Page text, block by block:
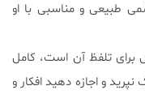
طبیعی و مناسبی با او
برای تلفظ آن است، کامل
و اجازه دهید افکار و